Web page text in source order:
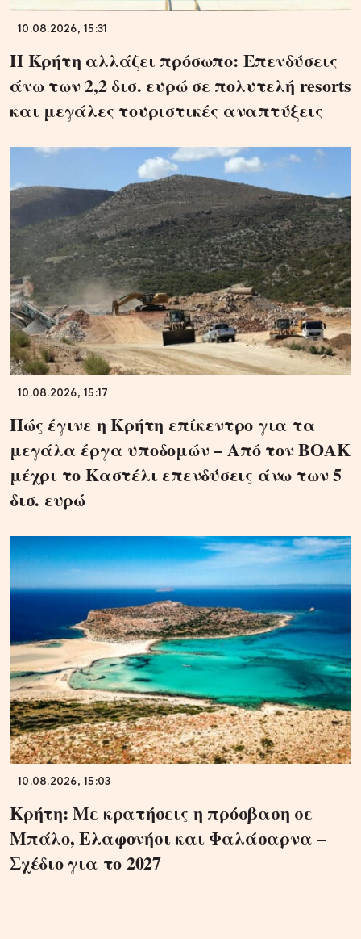
10.08.2026, 15:31
Η Κρήτη αλλάζει πρόσωπο: Επενδύσεις
άνω των 2,2 δισ. ευρώ σε πολυτελή resorts
και μεγάλες τουριστικές αναπτύξεις
10.08.2026, 15:17
Πώς έγινε η Κρήτη επίκεντρο για τα
μεγάλα έργα υποδομών – Από τον ΒΟΑΚ
μέχρι το Καστέλι επενδύσεις άνω των 5
δισ. ευρώ
10.08.2026, 15:03
Κρήτη: Με κρατήσεις η πρόσβαση σε
Μπάλο, Ελαφονήσι και Φαλάσαρνα –
Σχέδιο για το 2027